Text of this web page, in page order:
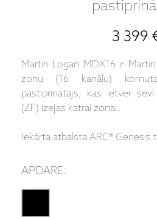
3 399
Martin Logan MDX16 ir
zonu (16 kanālu)
pastiprinātājs, kas ietver
(ZF) izejas katrai zonai.
Iekārta atbalsta ARC® Genesis
APDARE: